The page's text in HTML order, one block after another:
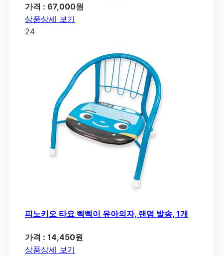
가격 : 67,000원
상품상세 보기
24
피노키오 타요 삑삑이 유아의자, 랜덤 발송, 1개
가격 : 14,450원
상품상세 보기